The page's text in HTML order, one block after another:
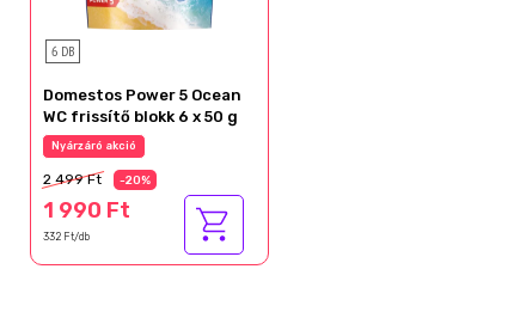
6 DB
Domestos Power 5 Ocean
WC frissítő blokk 6 x 50 g
Nyárzáró akció
2 499 Ft -20%
1 990 Ft
332 Ft/db